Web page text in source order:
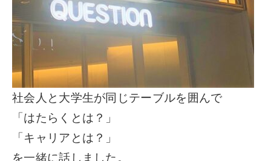
社会人と大学生が同じテーブルを囲んで
「はたらくとは？」
「キャリアとは？」
を一緒に話しました。